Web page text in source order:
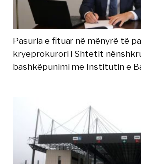
Pasuria e fituar në mënyrë të
kryeprokurori i Shtetit
bashkëpunimi me Institutin e